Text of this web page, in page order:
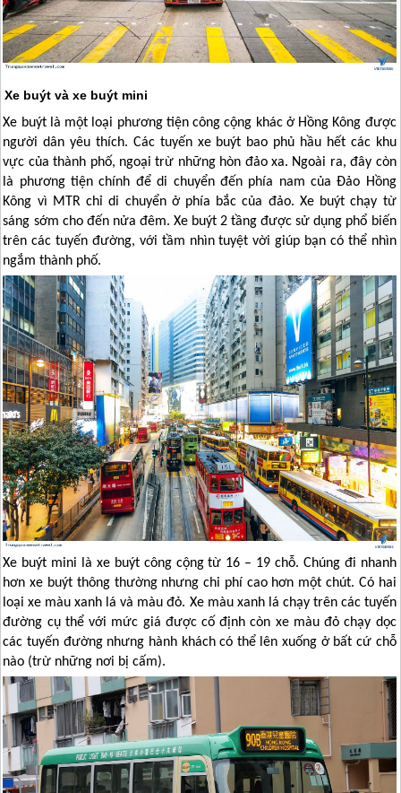
Xe buýt và xe buýt mini
Xe buýt là một loại phương tiện công cộng khác ở Hồng Kông được
người dân yêu thích. Các tuyến xe buýt bao phủ hầu hết các khu
vực của thành phố, ngoại trừ những hòn đảo xa. Ngoài ra, đây còn
là phương tiện chính để di chuyển đến phía nam của Đảo Hồng
Kông vì MTR chỉ di chuyển ở phía bắc của đảo. Xe buýt chạy từ
sáng sớm cho đến nửa đêm. Xe buýt 2 tầng được sử dụng phổ biến
trên các tuyến đường, với tầm nhìn tuyệt vời giúp bạn có thể nhìn
ngắm thành phố.
Xe buýt mini là xe buýt công cộng từ 16 – 19 chỗ. Chúng đi nhanh
hơn xe buýt thông thường nhưng chi phí cao hơn một chút. Có hai
loại xe màu xanh lá và màu đỏ. Xe màu xanh lá chạy trên các tuyến
đường cụ thể với mức giá được cố định còn xe màu đỏ chạy dọc
các tuyến đường nhưng hành khách có thể lên xuống ở bất cứ chỗ
nào (trừ những nơi bị cấm).